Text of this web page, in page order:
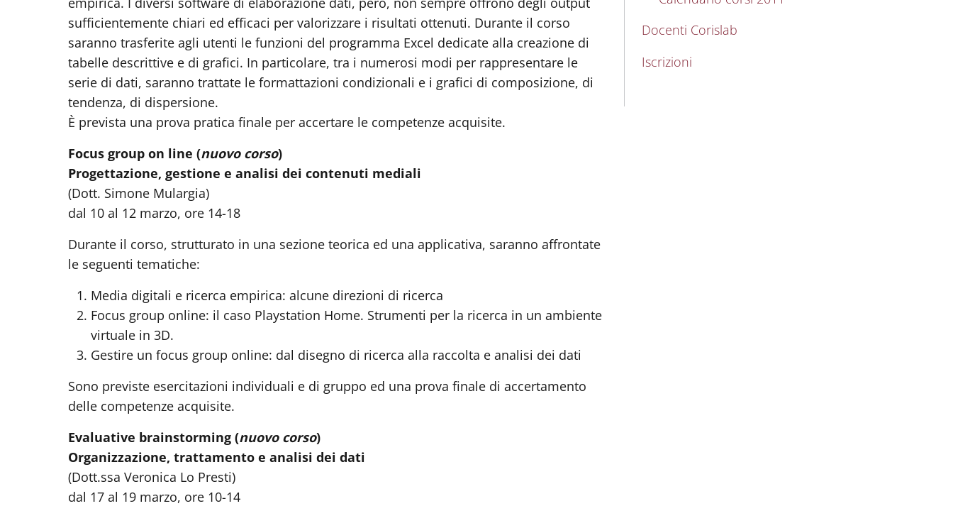
sufficientemente chiari ed efficaci per valorizzare i risultati ottenuti. Durante il corso
saranno trasferite agli utenti le funzioni del programma Excel dedicate alla creazione di
tabelle descrittive e di grafici. In particolare, tra i numerosi modi per rappresentare le
serie di dati, saranno trattate le formattazioni condizionali e i grafici di composizione, di
tendenza, di dispersione.
È prevista una prova pratica finale per accertare le competenze acquisite.
Focus group on line (nuovo corso)
Progettazione, gestione e analisi dei contenuti mediali
(Dott. Simone Mulargia)
dal 10 al 12 marzo, ore 14-18
Durante il corso, strutturato in una sezione teorica ed una applicativa, saranno affrontate
le seguenti tematiche:
Media digitali e ricerca empirica: alcune direzioni di ricerca
Focus group online: il caso Playstation Home. Strumenti per la ricerca in un ambiente
virtuale in 3D.
Gestire un focus group online: dal disegno di ricerca alla raccolta e analisi dei dati
Sono previste esercitazioni individuali e di gruppo ed una prova finale di accertamento
delle competenze acquisite.
Evaluative brainstorming (nuovo corso)
Organizzazione, trattamento e analisi dei dati
(Dott.ssa Veronica Lo Presti)
dal 17 al 19 marzo, ore 10-14
Docenti Corislab
Iscrizioni